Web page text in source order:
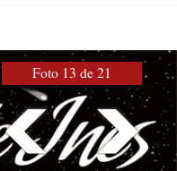
Foto 13 de 21